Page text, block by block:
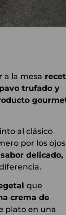
a la mesa
trufado y
al clásico
por los
delicado,
que
crema de
plato en una